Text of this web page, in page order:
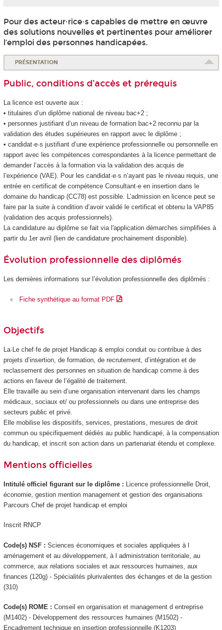
Pour des acteur·rice·s capables de mettre en œuvre
des solutions nouvelles et pertinentes pour améliorer
l’emploi des personnes handicapées.
PRÉSENTATION
Public, conditions d’accès et prérequis
La licence est ouverte aux :
• titulaires d’un diplôme national de niveau bac+2 ;
• personnes justifiant d’un niveau de formation bac+2 reconnu par la
validation des études supérieures en rapport avec le diplôme ;
• candidat·e·s justifiant d’une expérience professionnelle ou personnelle en
rapport avec les compétences correspondantes à la licence permettant de
demander l’accès à la formation via la validation des acquis de
l’expérience (VAE). Pour les candidat·e·s n’ayant pas le niveau requis, une
entrée en certificat de compétence Consultant·e en insertion dans le
domaine du handicap (CC78) est possible. L’admission en licence peut se
faire par la suite à condition d’avoir validé le certificat et obtenu la VAP85
(validation des acquis professionnels).
La candidature au diplôme se fait via l'application démarches simplifiées à
partir du 1er avril (lien de candidature prochainement disponible).
Évolution professionnelle des diplômés
Les dernières informations sur l’évolution professionnelle des diplômés :
Fiche synthétique au format PDF
Objectifs
La·Le chef·fe de projet Handicap & emploi conduit ou contribue à des
projets d’insertion, de formation, de recrutement, d’intégration et de
reclassement des personnes en situation de handicap comme à des
actions en faveur de l’égalité de traitement.
Elle travaille au sein d’une organisation intervenant dans les champs
médicaux, sociaux et/ ou professionnels ou dans une entreprise des
secteurs public et privé.
Elle mobilise les dispositifs, services, prestations, mesures de droit
commun ou spécifiquement dédiés au public handicapé, à la compensation
du handicap, et inscrit son action dans un partenariat étendu et complexe.
Mentions officielles
Intitulé officiel figurant sur le diplôme :
Licence professionnelle Droit,
économie, gestion mention management et gestion des organisations
Parcours Chef de projet handicap et emploi
Inscrit RNCP
Code(s) NSF : Sciences économiques et sociales appliquées à l
aménagement et au développement, à l administration territoriale, au
commerce, aux relations sociales et aux ressources humaines, aux
finances (120g) - Spécialités plurivalentes des échanges et de la gestion
(310)
Code(s) ROME : Conseil en organisation et management d entreprise
(M1402) - Développement des ressources humaines (M1502) -
Encadrement technique en insertion professionnelle (K1203)